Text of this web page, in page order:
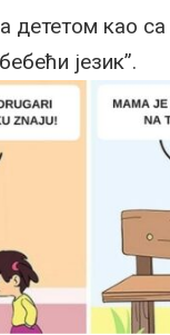
дететом као
језик”.